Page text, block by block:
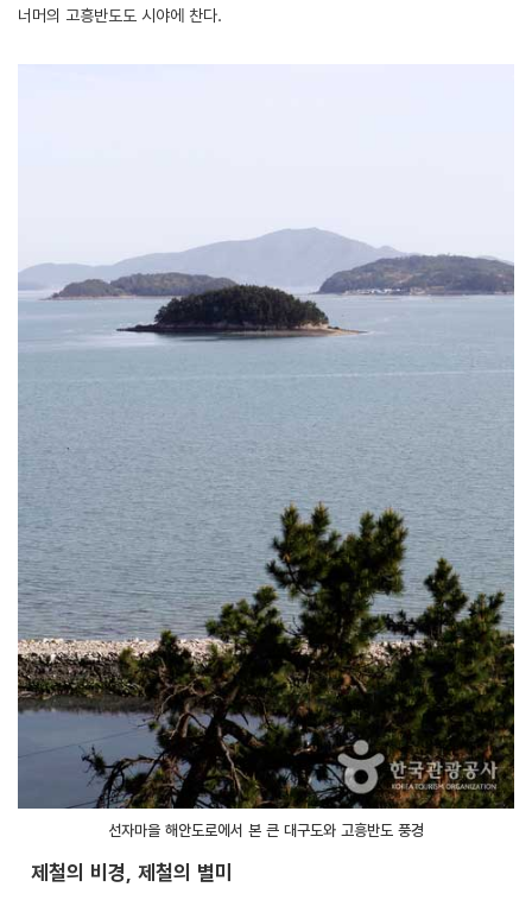
너머의 고흥반도도 시야에 찬다.
선자마을 해안도로에서 본 큰 대구도와 고흥반도 풍경
제철의 비경, 제철의 별미